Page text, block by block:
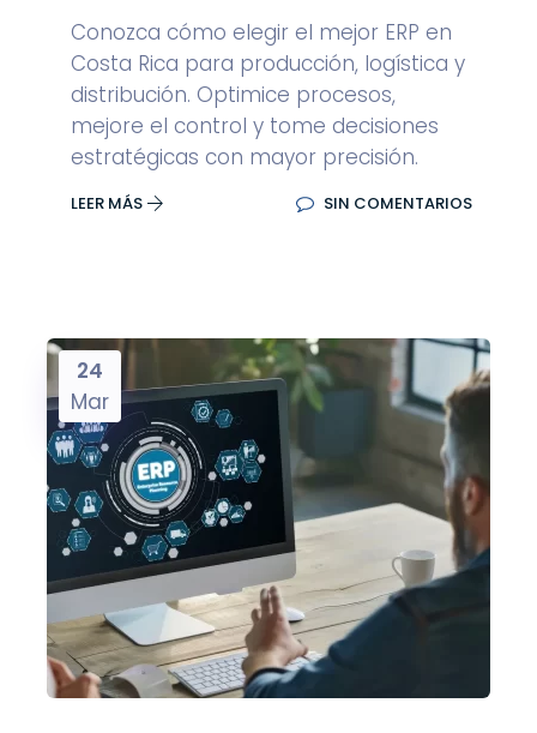
Conozca cómo elegir el mejor ERP en
Costa Rica para producción, logística y
distribución. Optimice procesos,
mejore el control y tome decisiones
estratégicas con mayor precisión.
LEER MÁS SIN COMENTARIOS
24
Mar